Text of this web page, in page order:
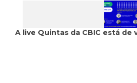
A live Quintas da CBIC está de